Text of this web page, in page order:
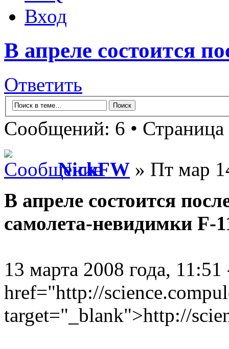
Вход
В апреле состоится
Ответить
Сообщений: 6 • Страница
NickFW » Пт мар
В апреле состоится
самолета-невидимки F-
13 марта 2008 года,
href="http://
target="_blank">http://